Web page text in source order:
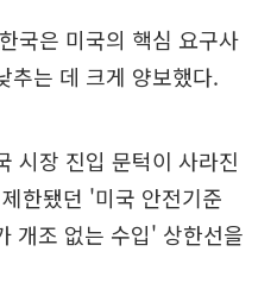
국은 미국의 핵심 요구사
추는 데 크게 양보했다.
시장 진입 문턱이 사라진
한됐던 '미국 안전기준
개조 없는 수입' 상한선을